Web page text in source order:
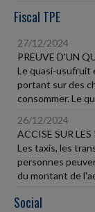
Fiscal TPE
27/12/2024
PREUVE D'UN
Le quasi-usufruit
portant sur des
consommer. Le
26/12/2024
ACCISE SUR
Les taxis, les
personnes
du montant de
Social